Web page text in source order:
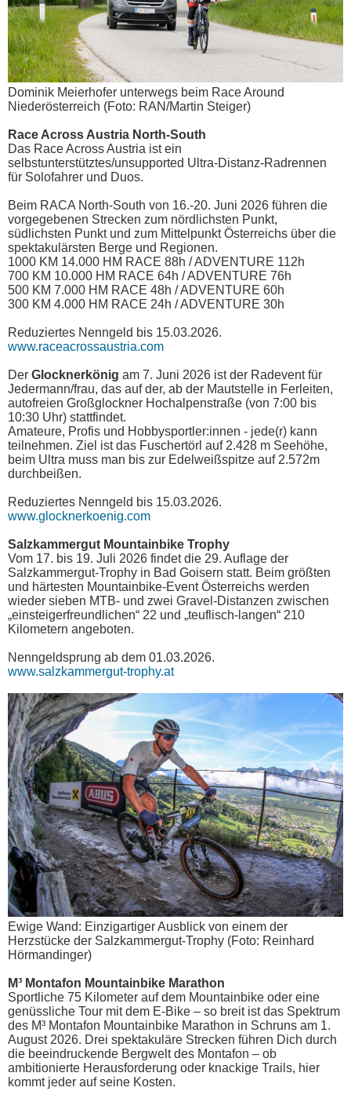
Dominik Meierhofer unterwegs beim Race Around
Niederösterreich (Foto: RAN/Martin Steiger)
Race Across Austria North-South
Das Race Across Austria ist ein
selbstunterstütztes/unsupported Ultra-Distanz-Radrennen
für Solofahrer und Duos.
Beim RACA North-South von 16.-20. Juni 2026 führen die
vorgegebenen Strecken zum nördlichsten Punkt,
südlichsten Punkt und zum Mittelpunkt Österreichs über die
spektakulärsten Berge und Regionen.
1000 KM 14.000 HM RACE 88h / ADVENTURE 112h
700 KM 10.000 HM RACE 64h / ADVENTURE 76h
500 KM 7.000 HM RACE 48h / ADVENTURE 60h
300 KM 4.000 HM RACE 24h / ADVENTURE 30h
Reduziertes Nenngeld bis 15.03.2026.
www.raceacrossaustria.com
Der Glocknerkönig am 7. Juni 2026 ist der Radevent für
Jedermann/frau, das auf der, ab der Mautstelle in Ferleiten,
autofreien Großglockner Hochalpenstraße (von 7:00 bis
10:30 Uhr) stattfindet.
Amateure, Profis und Hobbysportler:innen - jede(r) kann
teilnehmen. Ziel ist das Fuschertörl auf 2.428 m Seehöhe,
beim Ultra muss man bis zur Edelweißspitze auf 2.572m
durchbeißen.
Reduziertes Nenngeld bis 15.03.2026.
www.glocknerkoenig.com
Salzkammergut Mountainbike Trophy
Vom 17. bis 19. Juli 2026 findet die 29. Auflage der
Salzkammergut-Trophy in Bad Goisern statt. Beim größten
und härtesten Mountainbike-Event Österreichs werden
wieder sieben MTB- und zwei Gravel-Distanzen zwischen
„einsteigerfreundlichen“ 22 und „teuflisch-langen“ 210
Kilometern angeboten.
Nenngeldsprung ab dem 01.03.2026.
www.salzkammergut-trophy.at
Ewige Wand: Einzigartiger Ausblick von einem der
Herzstücke der Salzkammergut-Trophy (Foto: Reinhard
Hörmandinger)
M³ Montafon Mountainbike Marathon
Sportliche 75 Kilometer auf dem Mountainbike oder eine
genüssliche Tour mit dem E-Bike – so breit ist das Spektrum
des M³ Montafon Mountainbike Marathon in Schruns am 1.
August 2026. Drei spektakuläre Strecken führen Dich durch
die beeindruckende Bergwelt des Montafon – ob
ambitionierte Herausforderung oder knackige Trails, hier
kommt jeder auf seine Kosten.